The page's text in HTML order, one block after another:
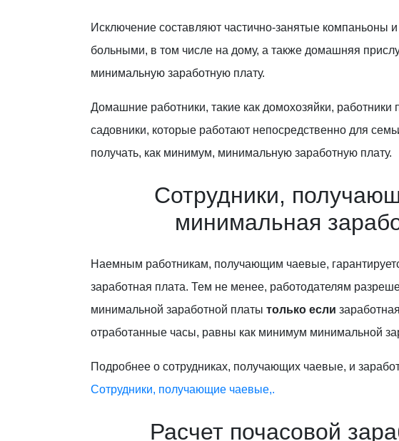
Исключение составляют частично-занятые компаньоны
больными, в том числе на дому, а также домашняя
минимальную заработную плату.
Домашние работники, такие как домохозяйки,
садовники, которые работают непосредственно для
получать, как минимум, минимальную заработную плату.
Сотрудники,
минимальная
Наемным работникам, получающим чаевые,
заработная плата. Тем не менее, работодателям
минимальной заработной платы только если
отработанные часы, равны как минимум минимальной
Подробнее о сотрудниках, получающих чаевые, и
Сотрудники, получающие чаевые,.
Расчет почасовой